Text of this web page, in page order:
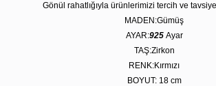
Gönül rahatlığıyla ürünlerimizi tercih ve
MADEN:Gümüş
AYAR:925 Ayar
TAŞ:Zirkon
RENK:Kırmızı
BOYUT: 18 cm